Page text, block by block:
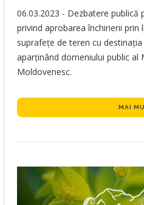
​06.03.2023 - Dezbatere
privind aprobarea închirierii prin
suprafețe de teren cu
aparținând domeniului public al
Moldovenesc.
MAI